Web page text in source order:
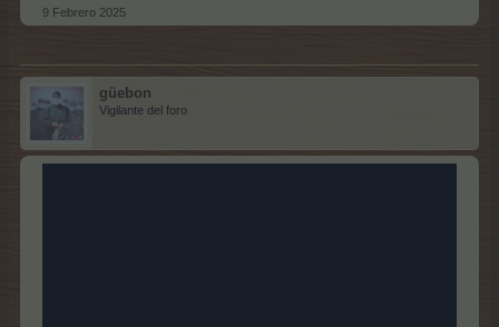
9 Febrero 2025
güebon
Vigilante del foro